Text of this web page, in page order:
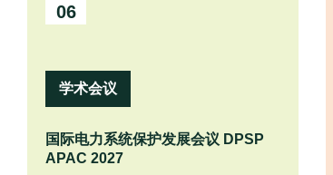
06
学术会议
国际电力系统保护发展会议 DPSP
APAC 2027